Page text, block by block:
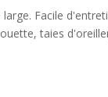
Facile
taies